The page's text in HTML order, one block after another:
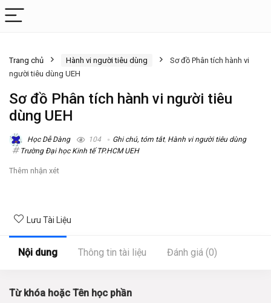
Trang chủ Hành vi người tiêu dùng
Sơ đồ Phân tích hành vi
người tiêu dùng UEH
Sơ đồ Phân tích hành vi người tiêu
dùng UEH
Học Dễ Dàng 104 Ghi chú, tóm tắt, Hành vi người tiêu dùng
Trường Đại học Kinh tế TP.HCM UEH
Thêm nhận xét
Lưu Tài Liệu
Nội dung Thông tin tài liệu Đánh giá (0)
Từ khóa hoặc Tên học phần